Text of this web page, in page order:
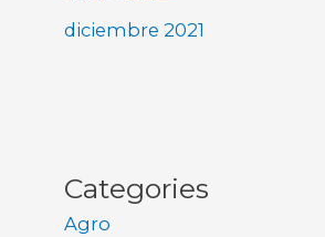
diciembre 2021
Categories
Agro